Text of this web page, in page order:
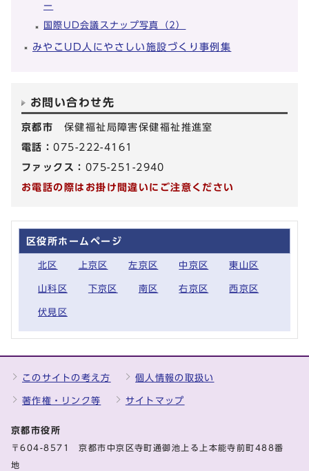
ー
国際UD会議スナップ写真（2）
みやこUD人にやさしい施設づくり事例集
お問い合わせ先
京都市 保健福祉局障害保健福祉推進室
電話：075-222-4161
ファックス： 075-251-2940
お電話の際はお掛け間違いにご注意ください
区役所ホームページ
北区 上京区 左京区 中京区 東山区
山科区 下京区 南区 右京区 西京区
伏見区
このサイトの考え方 個人情報の取扱い
著作権・リンク等 サイトマップ
京都市役所
〒604-8571 京都市中京区寺町通御池上る上本能寺前町488番
地